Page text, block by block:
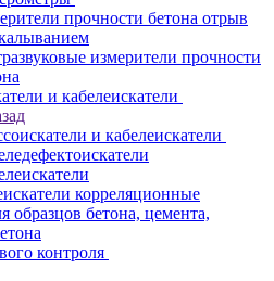
прочности бетона отрыв
измерители прочности
и кабелеискатели
и кабелеискатели
корреляционные
образцов бетона, цемента,
контроля